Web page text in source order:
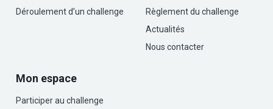
Déroulement d’un challenge
Règlement du challenge
Actualités
Nous contacter
Mon espace
Participer au challenge